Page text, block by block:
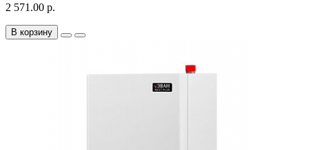
2 571.00 р.
В корзину